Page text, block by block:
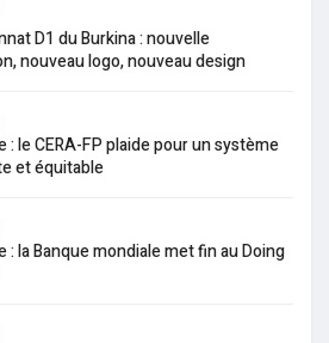
D1 du Burkina : nouvelle
nouveau logo, nouveau design
: le CERA-FP plaide pour un système
et équitable
: la Banque mondiale met fin au Doing